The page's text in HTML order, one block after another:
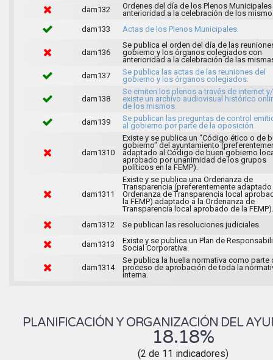
dam132
Ordenes del día de los Plenos
anterioridad a la celebración de los
dam133
Actas de los Plenos Municipales.
dam136
Se publica el orden del día de las
gobierno y los órganos colegiados con
anterioridad a la celebración de las
dam137
Se publica las actas de las reuniones del
gobierno y los órganos colegiados.
dam138
Se emiten los plenos a través de internet
existe un archivo audiovisual histórico
de los mismos.
dam139
Se publican las preguntas de control
al gobierno por parte de la oposición.
dam1310
Existe y se publica un “Código ético o de
gobierno" del ayuntamiento
adaptado al Código de buen gobierno
aprobado por unanimidad de los grupos
políticos en la FEMP).
dam1311
Existe y se publica una Ordenanza de
Transparencia (preferentemente adaptado
Ordenanza de Transparencia local
la FEMP).adaptado a la Ordenanza de
Transparencia local aprobado de la FEMP).
dam1312
Se publican las resoluciones judiciales.
dam1313
Existe y se publica un Plan de
Social Corporativa.
dam1314
Se publica la huella normativa como parte
proceso de aprobación de toda la
interna.
PLANIFICACIÓN Y ORGANIZACIÓN DEL
18.18%
(2 de 11 indicadores)